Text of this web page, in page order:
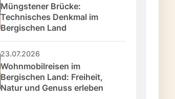
Müngstener Brücke:
Technisches Denkmal im
Bergischen Land
23.07.2026
Wohnmobilreisen im
Bergischen Land: Freiheit,
Natur und Genuss erleben